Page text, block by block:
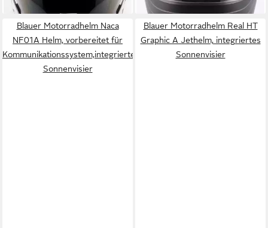
Blauer Motorradhelm Naca
NF01A Helm, vorbereitet für
Kommunikationssystem,integriertes
Sonnenvisier
Blauer Motorradhelm Real HT
Graphic A Jethelm, integriertes
Sonnenvisier